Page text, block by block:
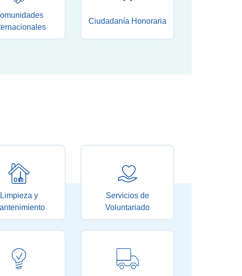
Ciudadanía Honoraria
Limpieza y
Servicios de
Voluntariado